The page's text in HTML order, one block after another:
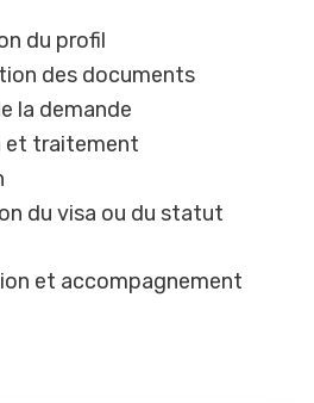
du profil
des documents
la demande
et traitement
du visa ou du statut
et accompagnement